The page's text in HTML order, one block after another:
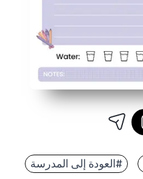
#العودة إلى المدرسة